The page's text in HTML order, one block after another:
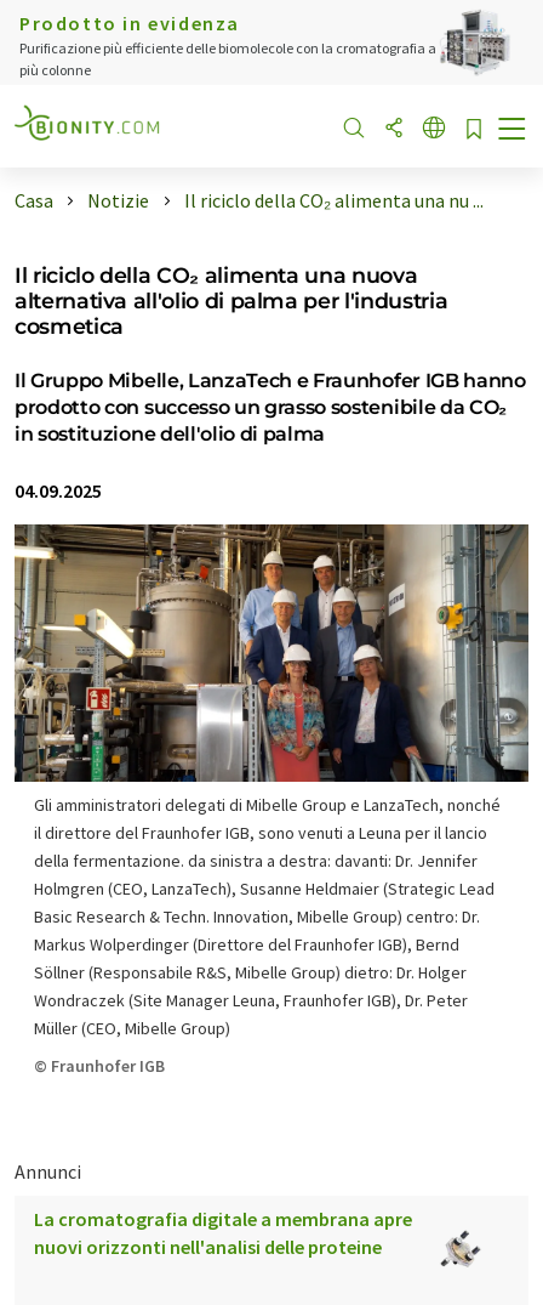
Prodotto in evidenza
Purificazione più efficiente delle biomolecole con la cromatografia a
più colonne
Casa Notizie Il riciclo della CO₂ alimenta una nu ...
Il riciclo della CO₂ alimenta una nuova
alternativa all'olio di palma per l'industria
cosmetica
Il Gruppo Mibelle, LanzaTech e Fraunhofer IGB hanno
prodotto con successo un grasso sostenibile da CO₂
in sostituzione dell'olio di palma
04.09.2025
Gli amministratori delegati di Mibelle Group e LanzaTech, nonché
il direttore del Fraunhofer IGB, sono venuti a Leuna per il lancio
della fermentazione. da sinistra a destra: davanti: Dr. Jennifer
Holmgren (CEO, LanzaTech), Susanne Heldmaier (Strategic Lead
Basic Research & Techn. Innovation, Mibelle Group) centro: Dr.
Markus Wolperdinger (Direttore del Fraunhofer IGB), Bernd
Söllner (Responsabile R&S, Mibelle Group) dietro: Dr. Holger
Wondraczek (Site Manager Leuna, Fraunhofer IGB), Dr. Peter
Müller (CEO, Mibelle Group)
© Fraunhofer IGB
Annunci
La cromatografia digitale a membrana apre
nuovi orizzonti nell'analisi delle proteine